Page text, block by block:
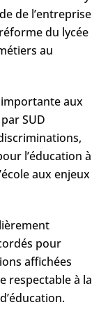
de l’entreprise
du lycée
au
importante aux
SUD
l’éducation à
aux enjeux
pour
affichées
respectable à la